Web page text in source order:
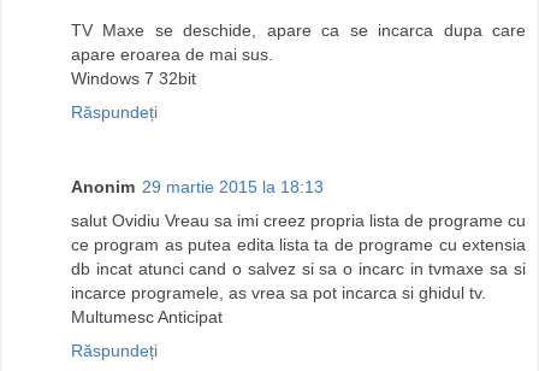
TV Maxe se deschide, apare ca se incarca dupa care
apare eroarea de mai sus.
Windows 7 32bit
Răspundeți
Anonim 29 martie 2015 la 18:13
salut Ovidiu Vreau sa imi creez propria lista de programe cu
ce program as putea edita lista ta de programe cu extensia
db incat atunci cand o salvez si sa o incarc in tvmaxe sa si
incarce programele, as vrea sa pot incarca si ghidul tv.
Multumesc Anticipat
Răspundeți